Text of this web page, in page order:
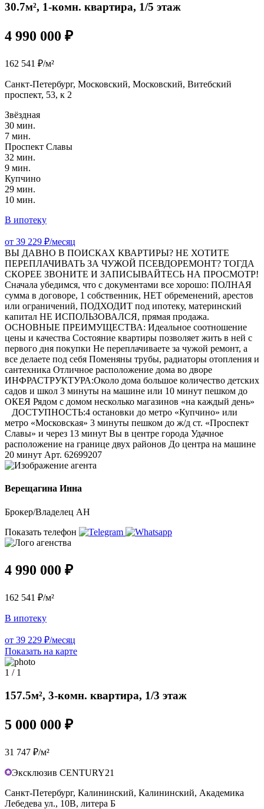
30.7м², 1-комн. квартира, 1/5 этаж
4 990 000 ₽
162 541 ₽/м²
Санкт-Петербург, Московский, Московский, Витебский
проспект, 53, к 2
Звёздная
30 мин.
7 мин.
Проспект Славы
32 мин.
9 мин.
Купчино
29 мин.
10 мин.
В ипотеку
от 39 229 ₽/месяц
ВЫ ДАВНО В ПОИСКАХ КВАРТИРЫ? НЕ ХОТИТЕ
ПЕРЕПЛАЧИВАТЬ ЗА ЧУЖОЙ ПСЕВДОРЕМОНТ? ТОГДА
СКОРЕЕ ЗВОНИТЕ И ЗАПИСЫВАЙТЕСЬ НА ПРОСМОТР!
Сначала убедимся, что с документами все хорошо: ПОЛНАЯ
сумма в договоре, 1 собственник, НЕТ обременений, арестов
или ограничений, ПОДХОДИТ под ипотеку, материнский
капитал НЕ ИСПОЛЬЗОВАЛСЯ, прямая продажа.
ОСНОВНЫЕ ПРЕИМУЩЕСТВА: Идеальное соотношение
цены и качества Состояние квартиры позволяет жить в ней с
первого дня покупки Не переплачиваете за чужой ремонт, а
все делаете под себя Поменяны трубы, радиаторы отопления и
сантехника Отличное расположение дома во дворе
ИНФРАСТРУКТУРА:Около дома большое количество детских
садов и школ 3 минуты на машине или 10 минут пешком до
ОКЕЯ Рядом с домом несколько магазинов «на каждый день»
ДОСТУПНОСТЬ:4 остановки до метро «Купчино» или
метро «Московская» 3 минуты пешком до ж/д ст. «Проспект
Славы» и через 13 минут Вы в центре города Удачное
расположение на границе двух районов До центра на машине
20 минут Арт. 62699207
Верещагина Инна
Брокер/Владелец АН
Показать телефон
4 990 000 ₽
162 541 ₽/м²
В ипотеку
от 39 229 ₽/месяц
Показать на карте
1 / 1
157.5м², 3-комн. квартира, 1/3 этаж
5 000 000 ₽
31 747 ₽/м²
Эксклюзив CENTURY21
Санкт-Петербург, Калининский, Калининский, Академика
Лебедева ул., 10В, литера Б